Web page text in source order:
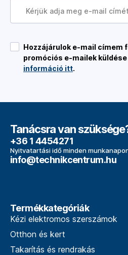
Hozzájárulok e-mail címem
promóciós e-mailek
információ itt.
Tanácsra van
+36 1 4454271
Nyitvatartási idő minden
info@technikcentrum.hu
Termékkategóriák
Kézi elektromos szerszámok
Otthon és kert
Takarítás és rendrakás